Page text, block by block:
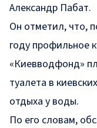
Александр Пабат.
Он отметил, что,
году профильное
«Киевводфонд»
туалета в
отдыха у воды.
По его словам,